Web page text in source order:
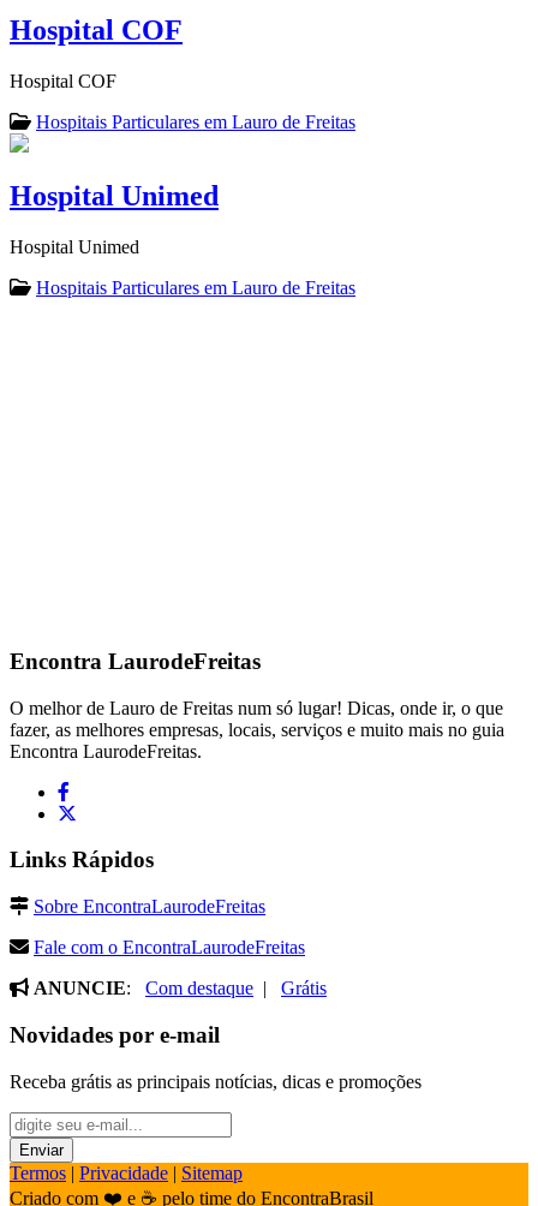
Hospital COF
Hospital COF
Hospitais Particulares em Lauro de Freitas
Hospital Unimed
Hospital Unimed
Hospitais Particulares em Lauro de Freitas
Encontra LaurodeFreitas
O melhor de Lauro de Freitas num só lugar! Dicas, onde ir, o que
fazer, as melhores empresas, locais, serviços e muito mais no guia
Encontra LaurodeFreitas.
Links Rápidos
Sobre EncontraLaurodeFreitas
Fale com o EncontraLaurodeFreitas
ANUNCIE: Com destaque | Grátis
Novidades por e-mail
Receba grátis as principais notícias, dicas e promoções
Termos | Privacidade | Sitemap
Criado com ❤️ e ☕ pelo time do EncontraBrasil